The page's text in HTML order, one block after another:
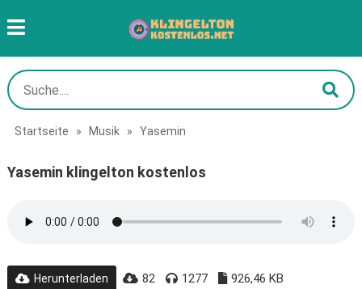
Startseite » Musik » Yasemin
Yasemin klingelton kostenlos
Herunterladen 82 1277 926,46 KB